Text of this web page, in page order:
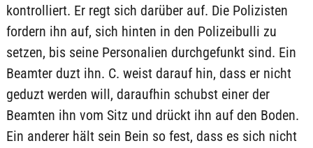
kontrolliert. Er regt sich darüber auf. Die Polizisten
fordern ihn auf, sich hinten in den Polizeibulli zu
setzen, bis seine Personalien durchgefunkt sind. Ein
Beamter duzt ihn. C. weist darauf hin, dass er nicht
geduzt werden will, daraufhin schubst einer der
Beamten ihn vom Sitz und drückt ihn auf den Boden.
Ein anderer hält sein Bein so fest, dass es sich nicht